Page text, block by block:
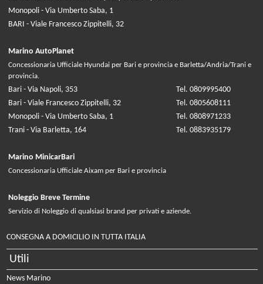
Monopoli - Via Umberto Saba, 1
BARI - Viale Francesco Zippitelli, 32
Marino AutoPlanet
Concessionaria Ufficiale Hyundai per Bari e provincia e Barletta/Andria/Trani e
provincia.
Bari - Via Napoli, 353
Tel. 0809995400
Bari - Viale Francesco Zippitelli, 32
Tel. 0805608111
Monopoli - Via Umberto Saba, 1
Tel. 0808971233
Trani - Via Barletta, 164
Tel. 0883935179
Marino MinicarBari
Concessionaria Ufficiale Aixam per Bari e provincia
Noleggio Breve Termine
Servizio di Noleggio di qualsiasi brand per privati e aziende.
CONSEGNA A DOMICILIO IN TUTTA ITALIA
Utili
News Marino